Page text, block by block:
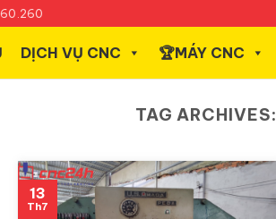
DỊCH VỤ CNC ️🏆MÁY CNC
TAG ARCHIVES:
13
Th7